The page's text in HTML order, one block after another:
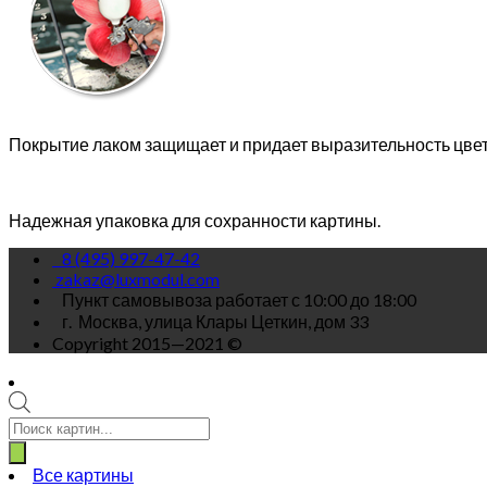
Покрытие лаком защищает и придает выразительность
Надежная упаковка для сохранности картины.
8 (495) 997-47-42
zakaz@luxmodul.com
Пункт самовывоза работает с 10:00 до 18:00
г. Москва, улица Клары Цеткин, дом 33
Copyright 2015—2021 ©
Поиск
товаров
Все картины